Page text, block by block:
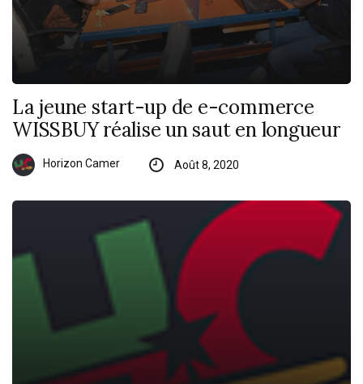
La jeune start-up de e-commerce
WISSBUY réalise un saut en longueur
Horizon Camer Août 8, 2020